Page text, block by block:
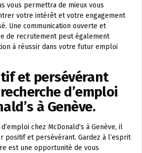
vous permettra de mieux vous
votre intérêt et votre engagement
Une communication ouverte et
de recrutement peut également
à réussir dans votre futur emploi
et persévérant
d’emploi
à Genève.
chez McDonald’s à Genève, il
positif et persévérant. Gardez à l’esprit
est une opportunité de vous